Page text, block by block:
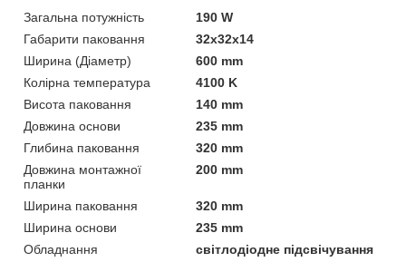
Загальна потужність
190 W
Габарити паковання
32x32x14
Ширина (Діаметр)
600 mm
Колірна температура
4100 K
Висота паковання
140 mm
Довжина основи
235 mm
Глибина паковання
320 mm
Довжина монтажної
планки
200 mm
Ширина паковання
320 mm
Ширина основи
235 mm
Обладнання
світлодіодне підсвічування